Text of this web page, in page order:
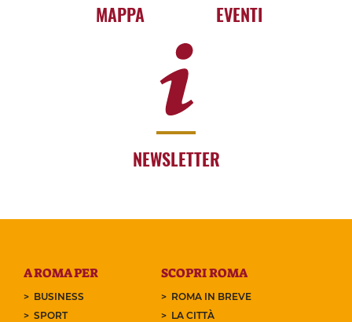
MAPPA EVENTI
NEWSLETTER
A ROMA PER
BUSINESS
SPORT
SCOPRI ROMA
ROMA IN BREVE
LA CITTÀ